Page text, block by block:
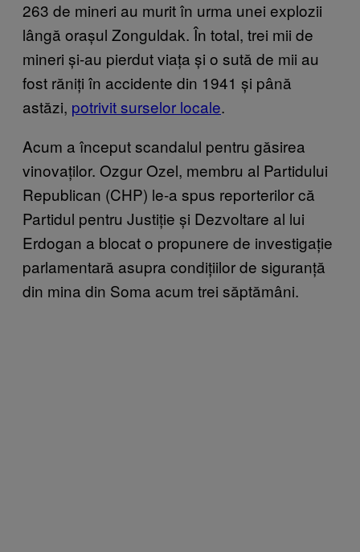
263 de mineri au murit în urma unei explozii
lângă orașul Zonguldak. În total, trei mii de
mineri și-au pierdut viața și o sută de mii au
fost răniți în accidente din 1941 și până
astăzi, potrivit surselor locale.
Acum a început scandalul pentru găsirea
vinovaților. Ozgur Ozel, membru al Partidului
Republican (CHP) le-a spus reporterilor că
Partidul pentru Justiție și Dezvoltare al lui
Erdogan a blocat o propunere de investigație
parlamentară asupra condițiilor de siguranță
din mina din Soma acum trei săptămâni.